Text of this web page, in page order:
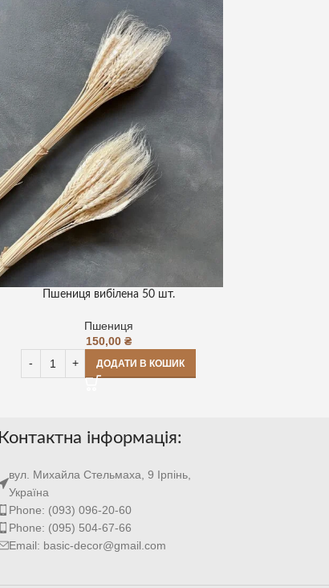
Пшениця вибілена 50 шт.
Пшениця
150,00 ₴
ДОДАТИ В КОШИК
Контактна інформація:
вул. Михайла Стельмаха, 9 Ірпінь,
Україна
Phone: (093) 096-20-60
Phone: (095) 504-67-66
Email: basic-decor@gmail.com